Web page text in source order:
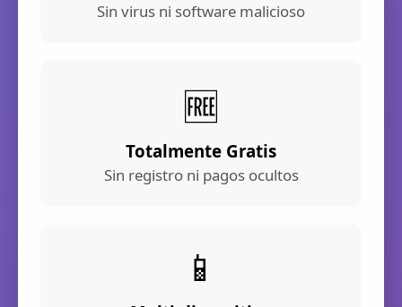
Sin virus ni software malicioso
🆓
Totalmente Gratis
Sin registro ni pagos ocultos
📱